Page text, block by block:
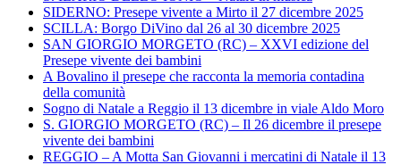
SIDERNO: Presepe vivente a Mirto il 27 dicembre 2025
SCILLA: Borgo DiVino dal 26 al 30 dicembre 2025
SAN GIORGIO MORGETO (RC) – XXVI edizione del
Presepe vivente dei bambini
A Bovalino il presepe che racconta la memoria contadina
della comunità
Sogno di Natale a Reggio il 13 dicembre in viale Aldo Moro
S. GIORGIO MORGETO (RC) – Il 26 dicembre il presepe
vivente dei bambini
REGGIO – A Motta San Giovanni i mercatini di Natale il 13